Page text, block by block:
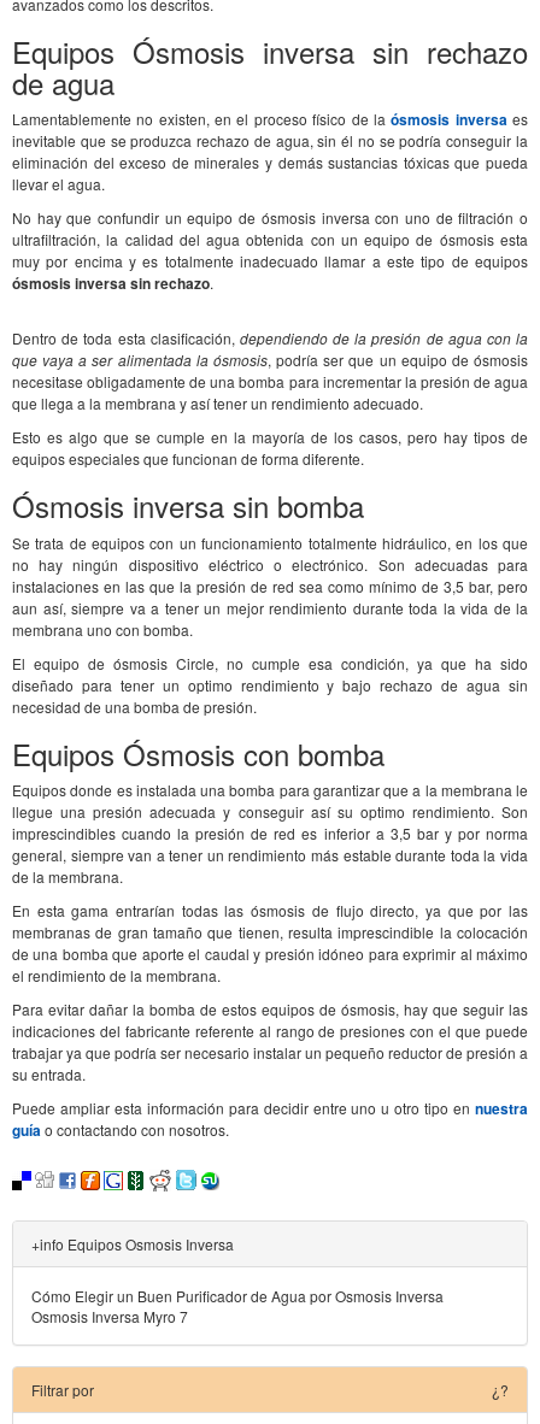
Equipos Ósmosis inversa sin rechazo
de agua
Lamentablemente no existen, en el proceso físico de laósmosis inversa es
inevitable que se produzca rechazo de agua, sin él no se podría conseguir la
eliminación del exceso de minerales y demás sustancias tóxicas que pueda
llevar el agua.
No hay que confundir un equipo de ósmosis inversa con uno de filtración o
ultrafiltración, la calidad del agua obtenida con un equipo de ósmosis esta
muy por encima y es totalmente inadecuado llamar a este tipo de equipos
ósmosis inversa sin rechazo.
Dentro de toda esta clasificación, dependiendo de la presión de agua con la
que vaya a ser alimentada la ósmosis, podría ser que un equipo de ósmosis
necesitase obligadamente de una bomba para incrementar la presión de agua
que llega a la membrana y así tener un rendimiento adecuado.
Esto es algo que se cumple en la mayoría de los casos, pero hay tipos de
equipos especiales que funcionan de forma diferente.
Ósmosis inversa sin bomba
Se trata de equipos con un funcionamiento totalmente hidráulico, en los que
no hay ningún dispositivo eléctrico o electrónico. Son adecuadas para
instalaciones en las que la presión de red sea como mínimo de 3,5 bar, pero
aun así, siempre va a tener un mejor rendimiento durante toda la vida de la
membrana uno con bomba.
El equipo de ósmosis Circle, no cumple esa condición, ya que ha sido
diseñado para tener un optimo rendimiento y bajo rechazo de agua sin
necesidad de una bomba de presión.
Equipos Ósmosis con bomba
Equipos donde es instalada una bomba para garantizar que a la membrana le
llegue una presión adecuada y conseguir así su optimo rendimiento. Son
imprescindibles cuando la presión de red es inferior a 3,5 bar y por norma
general, siempre van a tener un rendimiento más estable durante toda la vida
de la membrana.
En esta gama entrarían todas las ósmosis de flujo directo, ya que por las
membranas de gran tamaño que tienen, resulta imprescindible la colocación
de una bomba que aporte el caudal y presión idóneo para exprimir al máximo
el rendimiento de la membrana.
Para evitar dañar la bomba de estos equipos de ósmosis, hay que seguir las
indicaciones del fabricante referente al rango de presiones con el que puede
trabajar ya que podría ser necesario instalar un pequeño reductor de presión a
su entrada.
Puede ampliar esta información para decidir entre uno u otro tipo en nuestra
guíao contactando con nosotros.
+info Equipos Osmosis Inversa
Cómo Elegir un Buen Purificador de Agua por Osmosis Inversa
Osmosis Inversa Myro 7
Filtrar por ¿?